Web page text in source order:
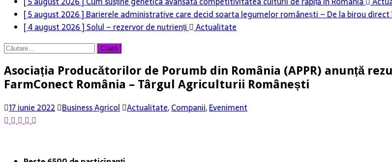
[ 5 august 2026 ] Barierele administrative care decid soarta legumelor românești – De la birou direct
[ 4 august 2026 ] Solul – rezervor de nutrienți
Actualitate
Caută
Asociația Producătorilor de Porumb din România (APPR) anunță
FarmConect România – Târgul Agriculturii Românești
17 iunie 2022 Business Agricol Actualitate,Companii,Eveniment